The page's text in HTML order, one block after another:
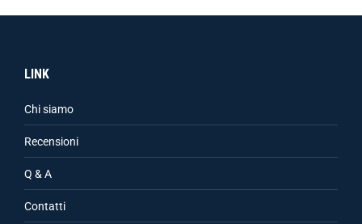
LINK
Chi siamo
Recensioni
Q & A
Contatti